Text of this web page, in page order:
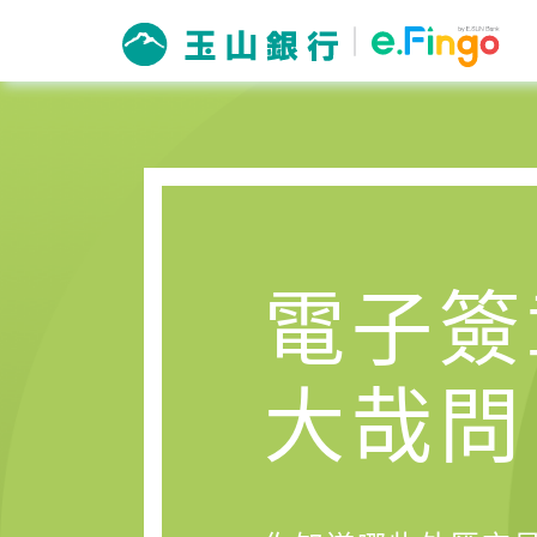
電子
大哉問